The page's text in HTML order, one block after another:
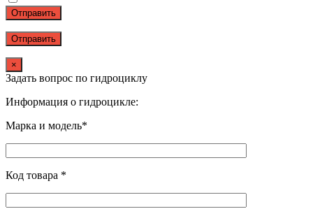
Отправить
×
Задать вопрос по гидроциклу
Информация о гидроцикле:
Марка и модель*
Код товара *